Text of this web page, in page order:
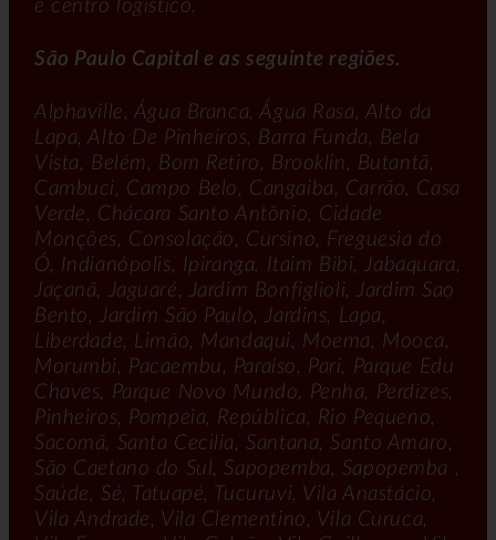
e centro logístico.
São Paulo Capital e as seguinte regiões.
Alphaville, Água Branca, Água Rasa, Alto da
Lapa, Alto De Pinheiros, Barra Funda, Bela
Vista, Belém, Bom Retiro, Brooklin, Butantã,
Cambuci, Campo Belo, Cangaiba, Carrão, Casa
Verde, Chácara Santo Antônio, Cidade
Monções, Consolação, Cursino, Freguesia do
Ó, Indianópolis, Ipiranga, Itaim Bibi, Jabaquara,
Jaçanã, Jaguaré, Jardim Bonfiglioli, Jardim Sao
Bento, Jardim São Paulo, Jardins, Lapa,
Liberdade, Limão, Mandaqui, Moema, Mooca,
Morumbi, Pacaembu, Paraíso, Pari, Parque Edu
Chaves, Parque Novo Mundo, Penha, Perdizes,
Pinheiros, Pompeia, República, Rio Pequeno,
Sacomã, Santa Cecilia, Santana, Santo Amaro,
São Caetano do Sul, Sapopemba, Sapopemba ,
Saúde, Sé, Tatuapé, Tucuruvi, Vila Anastácio,
Vila Andrade, Vila Clementino, Vila Curuca,